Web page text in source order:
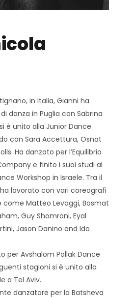
in Italia, Gianni ha
danza in Puglia con Sabrina
è unito alla Junior Dance
con Sara Accettura, Osnat
Ha danzato per l’Equilibrio
e finito i suoi studi al
Workshop in Israele. Tra il
ha lavorato con vari coreografi
come Matteo Levaggi, Bosmat
Guy Shomroni, Eyal
Jason Danino and Ido
per Avshalom Pollak Dance
stagioni si è unito alla
a Tel Aviv.
danzatore per la Batsheva